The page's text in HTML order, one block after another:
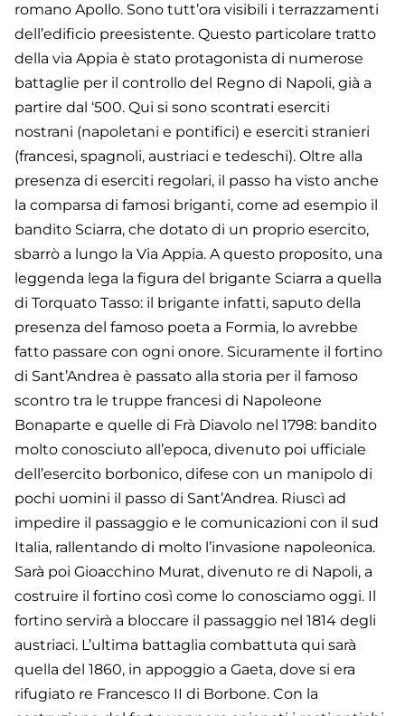
romano Apollo. Sono tutt’ora visibili i terrazzamenti
dell’edificio preesistente. Questo particolare tratto
della via Appia è stato protagonista di numerose
battaglie per il controllo del Regno di Napoli, già a
partire dal ‘500. Qui si sono scontrati eserciti
nostrani (napoletani e pontifici) e eserciti stranieri
(francesi, spagnoli, austriaci e tedeschi). Oltre alla
presenza di eserciti regolari, il passo ha visto anche
la comparsa di famosi briganti, come ad esempio il
bandito Sciarra, che dotato di un proprio esercito,
sbarrò a lungo la Via Appia. A questo proposito, una
leggenda lega la figura del brigante Sciarra a quella
di Torquato Tasso: il brigante infatti, saputo della
presenza del famoso poeta a Formia, lo avrebbe
fatto passare con ogni onore. Sicuramente il fortino
di Sant’Andrea è passato alla storia per il famoso
scontro tra le truppe francesi di Napoleone
Bonaparte e quelle di Frà Diavolo nel 1798: bandito
molto conosciuto all’epoca, divenuto poi ufficiale
dell’esercito borbonico, difese con un manipolo di
pochi uomini il passo di Sant’Andrea. Riuscì ad
impedire il passaggio e le comunicazioni con il sud
Italia, rallentando di molto l’invasione napoleonica.
Sarà poi Gioacchino Murat, divenuto re di Napoli, a
costruire il fortino così come lo conosciamo oggi. Il
fortino servirà a bloccare il passaggio nel 1814 degli
austriaci. L’ultima battaglia combattuta qui sarà
quella del 1860, in appoggio a Gaeta, dove si era
rifugiato re Francesco II di Borbone. Con la